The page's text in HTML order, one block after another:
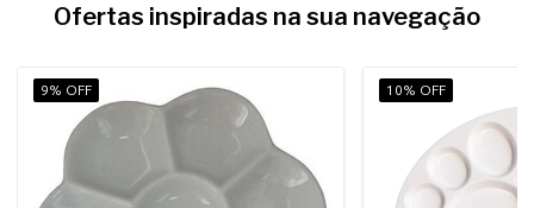
Ofertas inspiradas na sua navegação
9% OFF 10% OFF